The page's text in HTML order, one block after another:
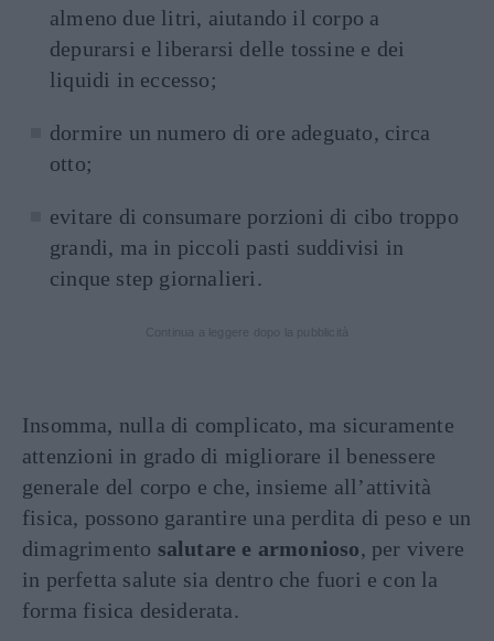
almeno due litri, aiutando il corpo a
depurarsi e liberarsi delle tossine e dei
liquidi in eccesso;
dormire un numero di ore adeguato, circa
otto;
evitare di consumare porzioni di cibo troppo
grandi, ma in piccoli pasti suddivisi in
cinque step giornalieri.
Insomma, nulla di complicato, ma sicuramente
attenzioni in grado di migliorare il benessere
generale del corpo e che, insieme all’attività
fisica, possono garantire una perdita di peso e un
dimagrimento salutare e armonioso, per vivere
in perfetta salute sia dentro che fuori e con la
forma fisica desiderata.